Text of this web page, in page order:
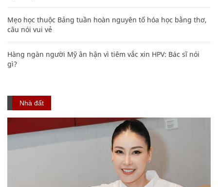
Mẹo học thuộc Bảng tuần hoàn nguyên tố hóa học bằng thơ,
câu nói vui vẻ
Hàng ngàn người Mỹ ân hận vì tiêm vắc xin HPV: Bác sĩ nói
gì?
Nhà đất